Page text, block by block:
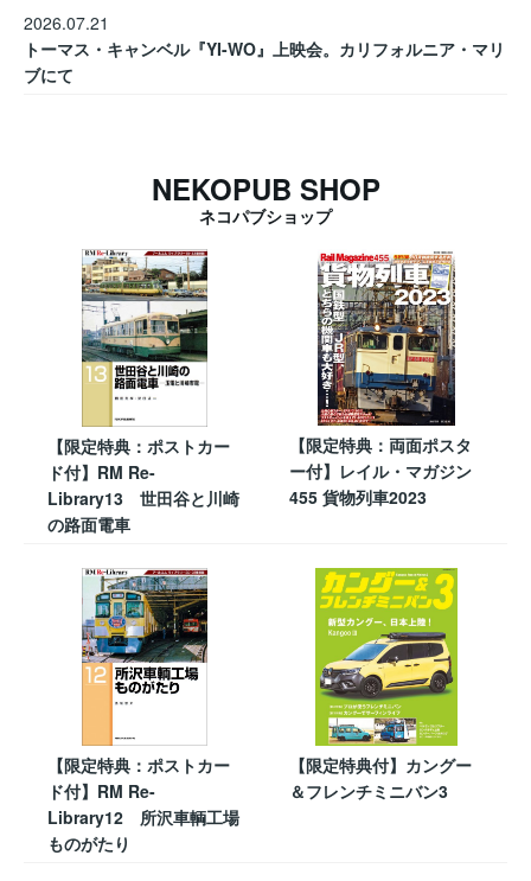
2026.07.21
トーマス・キャンベル『YI-WO』上映会。カリフォルニア・マリ
ブにて
NEKOPUB SHOP
ネコパブショップ
【限定特典：ポストカー
ド付】RM Re-
Library13 世田谷と川崎
の路面電車
【限定特典：両面ポスタ
ー付】レイル・マガジン
455 貨物列車2023
【限定特典：ポストカー
ド付】RM Re-
Library12 所沢車輌工場
ものがたり
【限定特典付】カングー
＆フレンチミニバン3